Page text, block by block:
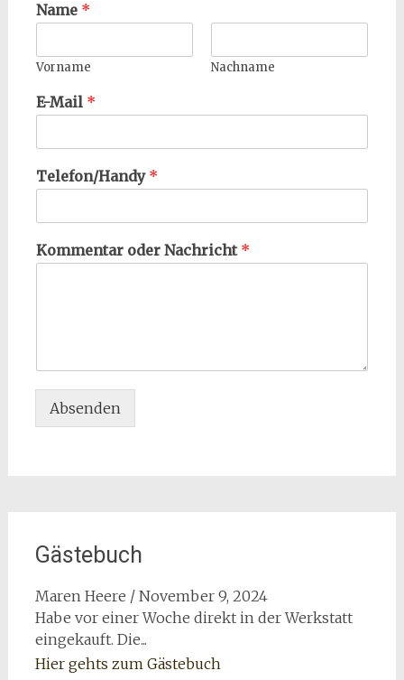
Name *
Vorname Nachname
E-Mail *
Telefon/Handy *
Kommentar oder Nachricht *
Absenden
Gästebuch
Maren Heere / November 9, 2024
Habe vor einer Woche direkt in der Werkstatt
eingekauft. Die...
Hier gehts zum Gästebuch